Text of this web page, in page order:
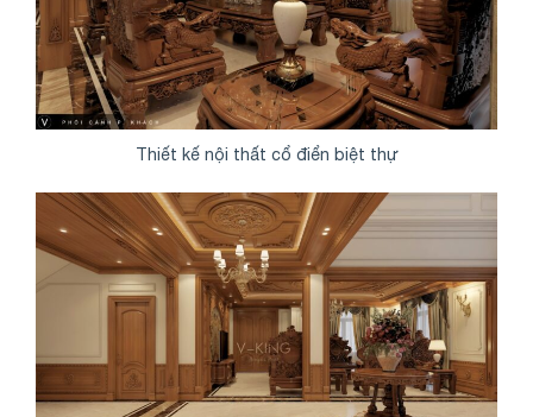
Thiết kế nội thất cổ điển biệt thự